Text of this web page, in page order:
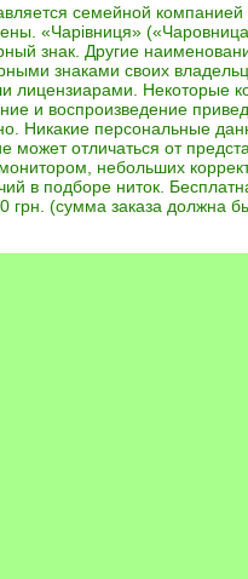
семейной компанией
«Чарівниця»
знак. Другие
знаками своих
лицензиарами. Некоторые
и воспроизведение
Никакие персональные
может отличаться от
небольших
в подборе ниток.
грн. (сумма заказа должна